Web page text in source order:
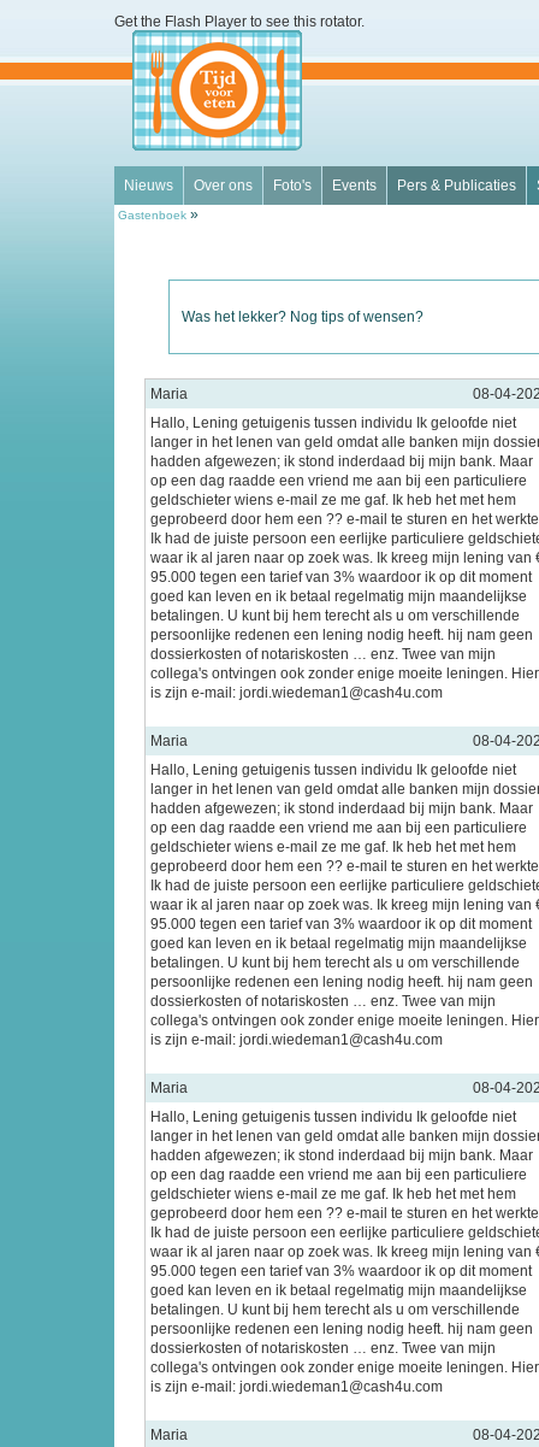
Get the Flash Player to see this rotator.
Nieuws Over ons Foto's Events Pers & Publicaties
Gastenboek »
Was het lekker? Nog tips of wensen?
Maria
08-04-
Hallo, Lening getuigenis tussen individu Ik geloofde niet
langer in het lenen van geld omdat alle banken mijn
hadden afgewezen; ik stond inderdaad bij mijn bank. Maar
op een dag raadde een vriend me aan bij een particuliere
geldschieter wiens e-mail ze me gaf. Ik heb het met hem
geprobeerd door hem een ?? e-mail te sturen en het
Ik had de juiste persoon een eerlijke particuliere
waar ik al jaren naar op zoek was. Ik kreeg mijn lening van
95.000 tegen een tarief van 3% waardoor ik op dit moment
goed kan leven en ik betaal regelmatig mijn maandelijkse
betalingen. U kunt bij hem terecht als u om verschillende
persoonlijke redenen een lening nodig heeft. hij nam geen
dossierkosten of notariskosten … enz. Twee van mijn
collega's ontvingen ook zonder enige moeite leningen. Hier
is zijn e-mail: jordi.wiedeman1@cash4u.com
Maria
08-04-
Hallo, Lening getuigenis tussen individu Ik geloofde niet
langer in het lenen van geld omdat alle banken mijn
hadden afgewezen; ik stond inderdaad bij mijn bank. Maar
op een dag raadde een vriend me aan bij een particuliere
geldschieter wiens e-mail ze me gaf. Ik heb het met hem
geprobeerd door hem een ?? e-mail te sturen en het
Ik had de juiste persoon een eerlijke particuliere
waar ik al jaren naar op zoek was. Ik kreeg mijn lening van
95.000 tegen een tarief van 3% waardoor ik op dit moment
goed kan leven en ik betaal regelmatig mijn maandelijkse
betalingen. U kunt bij hem terecht als u om verschillende
persoonlijke redenen een lening nodig heeft. hij nam geen
dossierkosten of notariskosten … enz. Twee van mijn
collega's ontvingen ook zonder enige moeite leningen. Hier
is zijn e-mail: jordi.wiedeman1@cash4u.com
Maria
08-04-
Hallo, Lening getuigenis tussen individu Ik geloofde niet
langer in het lenen van geld omdat alle banken mijn
hadden afgewezen; ik stond inderdaad bij mijn bank. Maar
op een dag raadde een vriend me aan bij een particuliere
geldschieter wiens e-mail ze me gaf. Ik heb het met hem
geprobeerd door hem een ?? e-mail te sturen en het
Ik had de juiste persoon een eerlijke particuliere
waar ik al jaren naar op zoek was. Ik kreeg mijn lening van
95.000 tegen een tarief van 3% waardoor ik op dit moment
goed kan leven en ik betaal regelmatig mijn maandelijkse
betalingen. U kunt bij hem terecht als u om verschillende
persoonlijke redenen een lening nodig heeft. hij nam geen
dossierkosten of notariskosten … enz. Twee van mijn
collega's ontvingen ook zonder enige moeite leningen. Hier
is zijn e-mail: jordi.wiedeman1@cash4u.com
Maria
08-04-